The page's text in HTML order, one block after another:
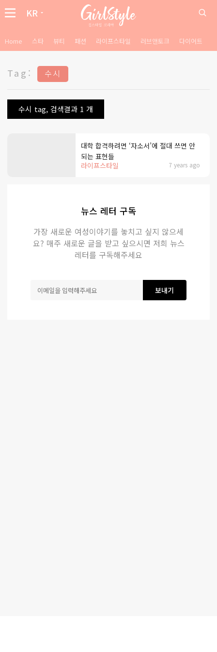
KR
Home 스타 뷰티 패션 라이프스타일 러브앤토크 다이어트
Tag: 수시
수시 tag, 검색결과 1 개
라이프스타일 7 years ago
대학 합격하려면 ‘자소서’에 절대 쓰면 안
되는 표현들
뉴스 레터 구독
가장 새로운 여성이야기를 놓치고 싶지 않으세
요? 매주 새로운 글을 받고 싶으시면 저희 뉴스
레터를 구독해주세요
보내기